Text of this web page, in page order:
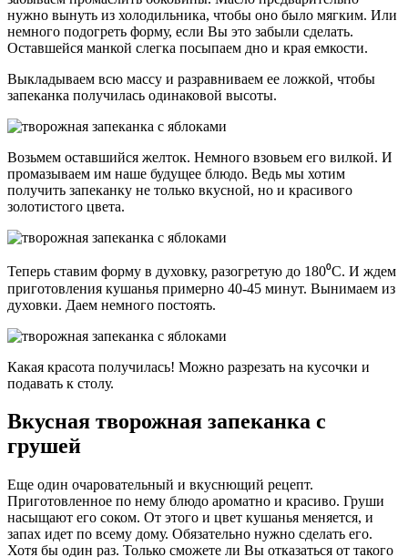
нужно вынуть из холодильника, чтобы оно было мягким. Или
немного подогреть форму, если Вы это забыли сделать.
Оставшейся манкой слегка посыпаем дно и края емкости.
Выкладываем всю массу и разравниваем ее ложкой, чтобы
запеканка получилась одинаковой высоты.
Возьмем оставшийся желток. Немного взовьем его вилкой. И
промазываем им наше будущее блюдо. Ведь мы хотим
получить запеканку не только вкусной, но и красивого
золотистого цвета.
Теперь ставим форму в духовку, разогретую до 180⁰С. И ждем
приготовления кушанья примерно 40-45 минут. Вынимаем из
духовки. Даем немного постоять.
Какая красота получилась! Можно разрезать на кусочки и
подавать к столу.
Вкусная творожная запеканка с
грушей
Еще один очаровательный и вкуснющий рецепт.
Приготовленное по нему блюдо ароматно и красиво. Груши
насыщают его соком. От этого и цвет кушанья меняется, и
запах идет по всему дому. Обязательно нужно сделать его.
Хотя бы один раз. Только сможете ли Вы отказаться от такого